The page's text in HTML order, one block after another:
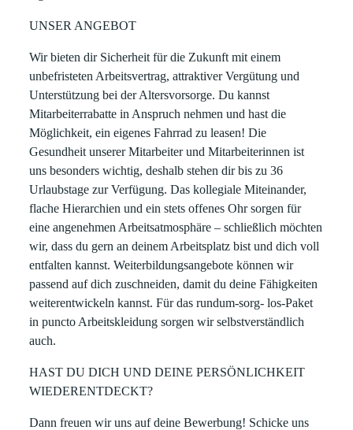
UNSER ANGEBOT
Wir bieten dir Sicherheit für die Zukunft mit einem
unbefristeten Arbeitsvertrag, attraktiver Vergütung und
Unterstützung bei der Altersvorsorge. Du kannst
Mitarbeiterrabatte in Anspruch nehmen und hast die
Möglichkeit, ein eigenes Fahrrad zu leasen! Die
Gesundheit unserer Mitarbeiter und Mitarbeiterinnen ist
uns besonders wichtig, deshalb stehen dir bis zu 36
Urlaubstage zur Verfügung. Das kollegiale Miteinander,
flache Hierarchien und ein stets offenes Ohr sorgen für
eine angenehmen Arbeitsatmosphäre – schließlich möchten
wir, dass du gern an deinem Arbeitsplatz bist und dich voll
entfalten kannst. Weiterbildungsangebote können wir
passend auf dich zuschneiden, damit du deine Fähigkeiten
weiterentwickeln kannst. Für das rundum-sorg- los-Paket
in puncto Arbeitskleidung sorgen wir selbstverständlich
auch.
HAST DU DICH UND DEINE PERSÖNLICHKEIT
WIEDERENTDECKT?
Dann freuen wir uns auf deine Bewerbung! Schicke uns